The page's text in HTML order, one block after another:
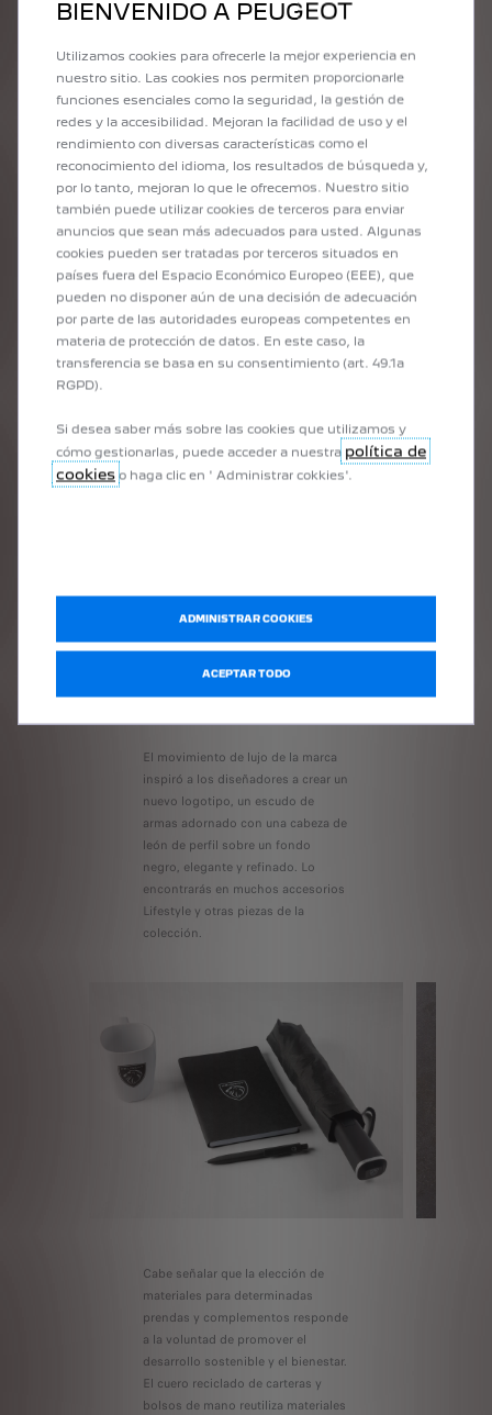
en el club cerrado de los Leones de
ACCESORIOS EN COLORES PEUGEOT,
TE ENCANTAN !
La elegancia y el refinamiento están a la orden del
día en la amplísima gama de accesorios PEUGEOT
Lifestyle. Pequeña marroquinería, maletas,
paraguas, llaveros: muchas referencias están
disponibles para acompañarte en el día a día. Si
eres un apasionado de los relojes, el famoso
ARMAND o el cronógrafo vestirán tu muñeca de
sofisticación, a la vez que te aportan rendimiento
y eficiencia.
El movimiento de lujo de la marca
inspiró a los diseñadores a crear un
nuevo logotipo, un escudo de
armas adornado con una cabeza de
león de perfil sobre un fondo
negro, elegante y refinado. Lo
encontrarás en muchos accesorios
Lifestyle y otras piezas de la
colección.
Cabe señalar que la elección de
materiales para determinadas
prendas y complementos responde
a la voluntad de promover el
desarrollo sostenible y el bienestar.
El cuero reciclado de carteras y
bolsos de mano reutiliza materiales
BIENVENIDO A PEUGEOT
Utilizamos cookies para ofrecerle la mejor experiencia en
nuestro sitio. Las cookies nos permiten proporcionarle
funciones esenciales como la seguridad, la gestión de
redes y la accesibilidad. Mejoran la facilidad de uso y el
rendimiento con diversas características como el
reconocimiento del idioma, los resultados de búsqueda y,
por lo tanto, mejoran lo que le ofrecemos. Nuestro sitio
también puede utilizar cookies de terceros para enviar
anuncios que sean más adecuados para usted. Algunas
cookies pueden ser tratadas por terceros situados en
países fuera del Espacio Económico Europeo (EEE), que
pueden no disponer aún de una decisión de adecuación
por parte de las autoridades europeas competentes en
materia de protección de datos. En este caso, la
transferencia se basa en su consentimiento (art. 49.1a
RGPD).
Si desea saber más sobre las cookies que utilizamos y
cómo gestionarlas, puede acceder a nuestra política de
cookies o haga clic en ' Administrar cokkies'.
ADMINISTRAR COOKIES
ACEPTAR TODO